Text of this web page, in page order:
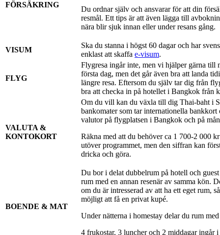
FÖRSÄKRING
Du ordnar själv och ansvarar för att din
resmål. Ett tips är att även lägga till
nära blir sjuk innan eller under resans gång.
VISUM
Ska du stanna i högst 60 dagar och har
enklast att skaffa e-visum.
FLYG
Flygresa ingår inte, men vi hjälper gärna till
första dag, men det går även bra att landa
längre resa. Eftersom du själv tar dig från
bra att checka in på hotellet i Bangkok från
VALUTA &
KONTOKORT
Om du vill kan du växla till dig Thai-baht i
bankomater som tar internationella
valutor på flygplatsen i Bangkok och på
Räkna med att du behöver ca 1 700-2 000
utöver programmet, men den siffran kan
dricka och göra.
BOENDE & MAT
Du bor i delat dubbelrum på hotell och
rum med en annan resenär av samma kön.
om du är intresserad av att ha ett eget rum,
möjligt att få en privat kupé.
Under nätterna i homestay delar du rum
4 frukostar, 3 luncher och 2 middagar ingår i